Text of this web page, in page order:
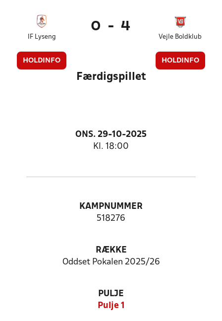
IF Lyseng
HOLDINFO
0 - 4
Vejle Boldklub
HOLDINFO
Færdigspillet
ONS. 29-10-2025
Kl. 18:00
KAMPNUMMER
518276
RÆKKE
Oddset Pokalen 2025/26
PULJE
Pulje 1